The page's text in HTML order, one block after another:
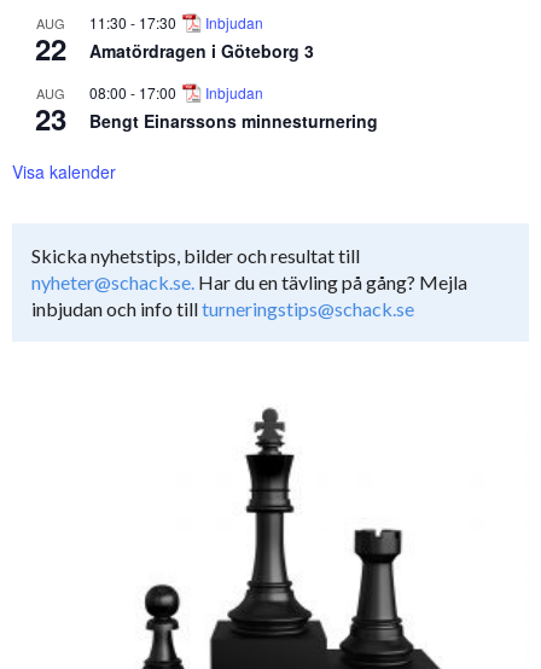
AUG
22
11:30 - 17:30 Inbjudan
Amatördragen i Göteborg 3
AUG
23
08:00 - 17:00 Inbjudan
Bengt Einarssons minnesturnering
Visa kalender
Skicka nyhetstips, bilder och resultat till
nyheter@schack.se. Har du en tävling på gång? Mejla
inbjudan och info tillturneringstips@schack.se